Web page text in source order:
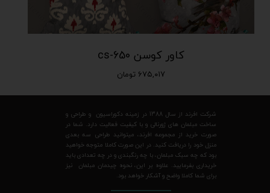
کاور کوسن cs-650
۶۷۵,۰۱۷ تومان
شرکت افرند از سال 1388 در زمینه دکوراسیون و طراحی و
ساخت مبلمان های ژورنالی و با کیفیت فعالیت دارد. شما در
صورت خرید از مجموعه افرند، میتوانید طراحی سه بعدی
منزل خود را دریافت کنید. در این صورت کاملا متوجه خواهید
بود که چه سبک مبلمان، با چه رنگبندی و در چه تعدادی باید
خریداری بفرمایید. علاوه بر این، نحوه چیدمان مبلمان نیز
برای شما کاملا واضح و آشکار خواهد بود.